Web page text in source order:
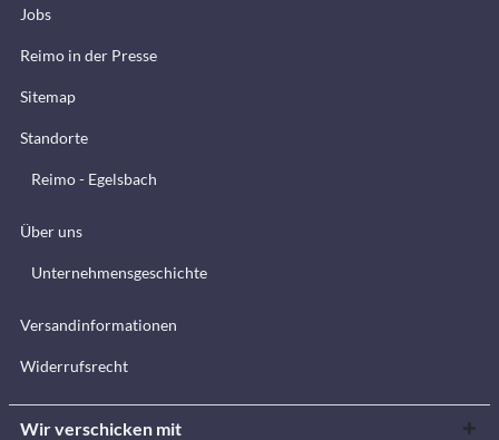
Jobs
Reimo in der Presse
Sitemap
Standorte
Reimo - Egelsbach
Über uns
Unternehmensgeschichte
Versandinformationen
Widerrufsrecht
Wir verschicken mit